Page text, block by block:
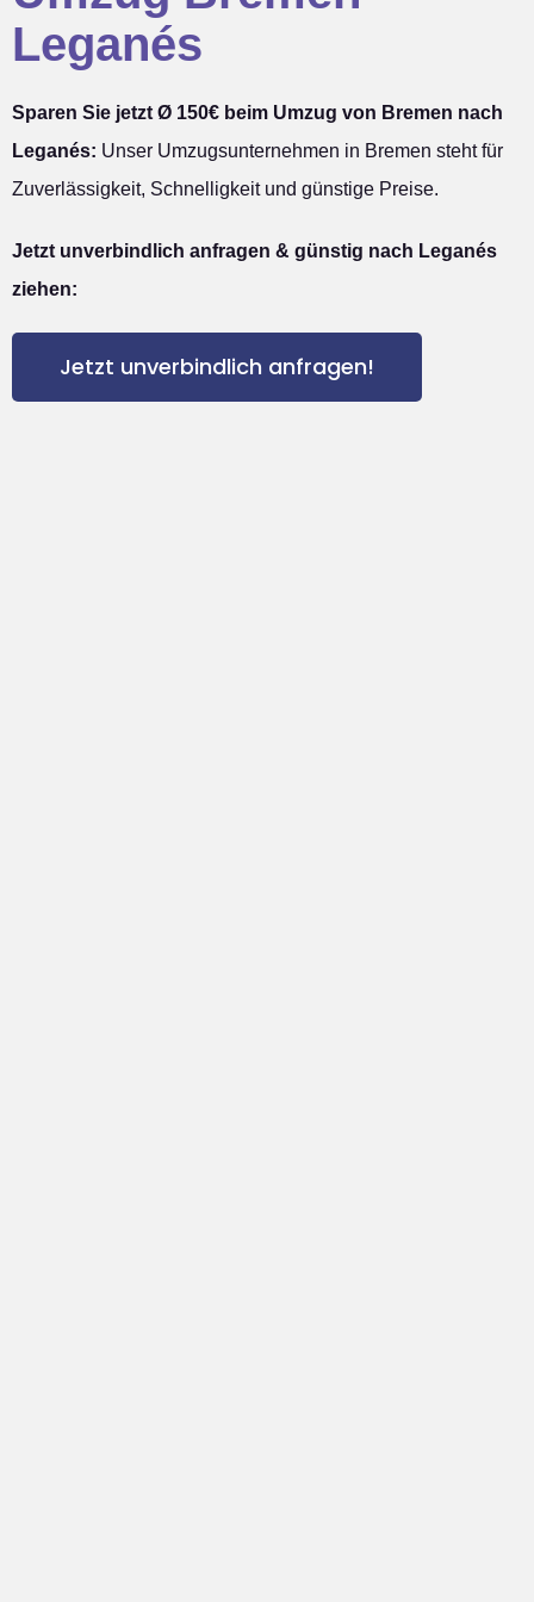
Leganés
Sparen Sie jetzt Ø 150€ beim Umzug von Bremen nach
Leganés: Unser Umzugsunternehmen in Bremen steht für
Zuverlässigkeit, Schnelligkeit und günstige Preise.
Jetzt unverbindlich anfragen & günstig nach Leganés
ziehen:
Jetzt unverbindlich anfragen!